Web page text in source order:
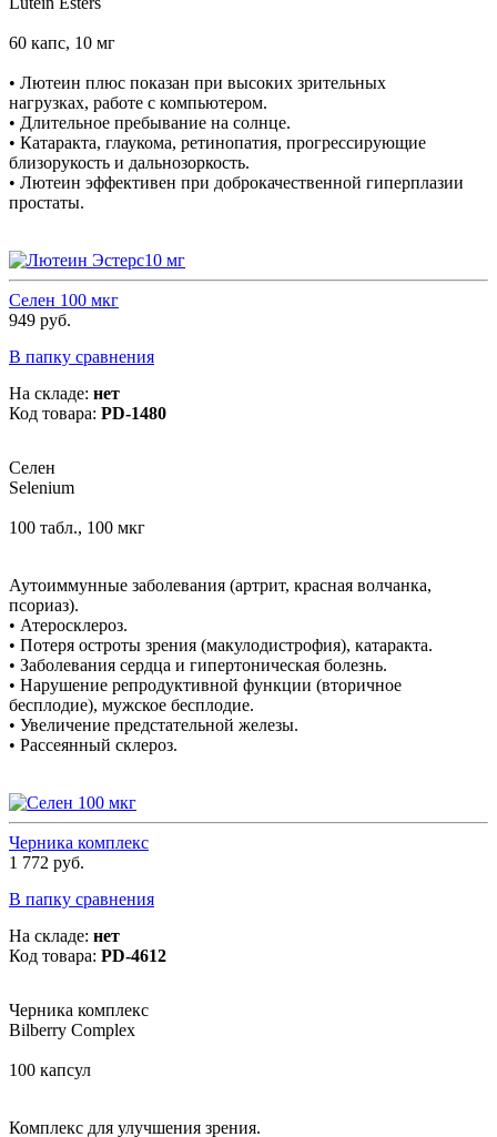
60 капс, 10 мг
• Лютеин плюс показан при высоких зрительных
нагрузках, работе с компьютером.
• Длительное пребывание на солнце.
• Катаракта, глаукома, ретинопатия, прогрессирующие
близорукость и дальнозоркость.
• Лютеин эффективен при доброкачественной гиперплазии
простаты.
Селен 100 мкг
949 руб.
В папку сравнения
На складе: нет
Код товара: PD-1480
Селен
Selenium
100 табл., 100 мкг
Аутоиммунные заболевания (артрит, красная волчанка,
псориаз).
• Атеросклероз.
• Потеря остроты зрения (макулодистрофия), катаракта.
• Заболевания сердца и гипертоническая болезнь.
• Нарушение репродуктивной функции (вторичное
бесплодие), мужское бесплодие.
• Увеличение предстательной железы.
• Рассеянный склероз.
Черника комплекс
1 772 руб.
В папку сравнения
На складе: нет
Код товара: PD-4612
Черника комплекс
Bilberry Complex
100 капсул
Комплекс для улучшения зрения.